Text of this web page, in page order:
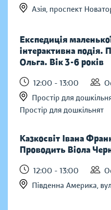
Азія, проспект
Експедиція
інтерактивна подія.
Ольга. Вік 3-6 років
12:00 - 13:00
Простір для
Простір для дошкільнят
Казкосвіт Івана
Проводить Віола
12:00 - 13:00
Південна Америка,